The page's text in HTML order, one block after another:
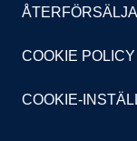
COOKIE POLICY
COOKIE-